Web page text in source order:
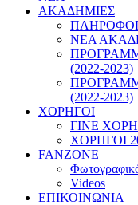
ΑΚΑΔΗΜΙΕΣ
ΝΕΑ
(2022-2023)
(2022-2023)
ΧΟΡΗΓΟΙ
ΓΙΝΕ
ΧΟΡΗΓΟΙ
FANZONE
Videos
ΕΠΙΚΟΙΝΩΝΙΑ